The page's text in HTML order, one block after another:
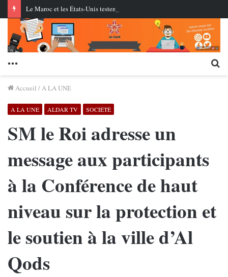
Accueil /A LA UNE
A LA UNE ALDAR TV SOCIÉTÉ
SM le Roi adresse un
message aux participants
à la Conférence de haut
niveau sur la protection et
le soutien à la ville d’Al
Qods